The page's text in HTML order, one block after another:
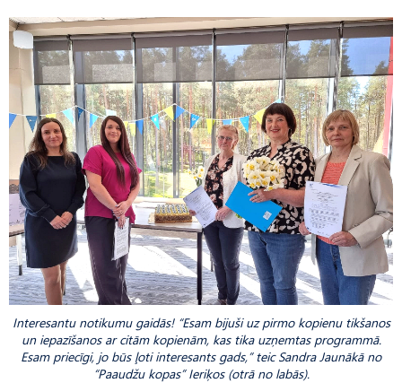
Interesantu notikumu gaidās! “Esam bijuši uz pirmo kopienu tikšanos
un iepazīšanos ar citām kopienām, kas tika uzņemtas programmā.
Esam priecīgi, jo būs ļoti interesants gads,” teic Sandra Jaunākā no
“Paaudžu kopas” Ieriķos (otrā no labās).